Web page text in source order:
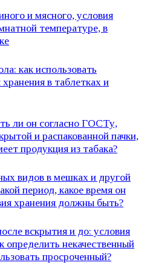
и мясного, условия
температуре, в
как использовать
в таблетках и
ли он согласно ГОСТу,
и распакованной пачки,
продукция из табака?
видов в мешках и другой
период, какое время он
хранения должны быть?
вскрытия и до: условия
определить некачественный
просроченный?